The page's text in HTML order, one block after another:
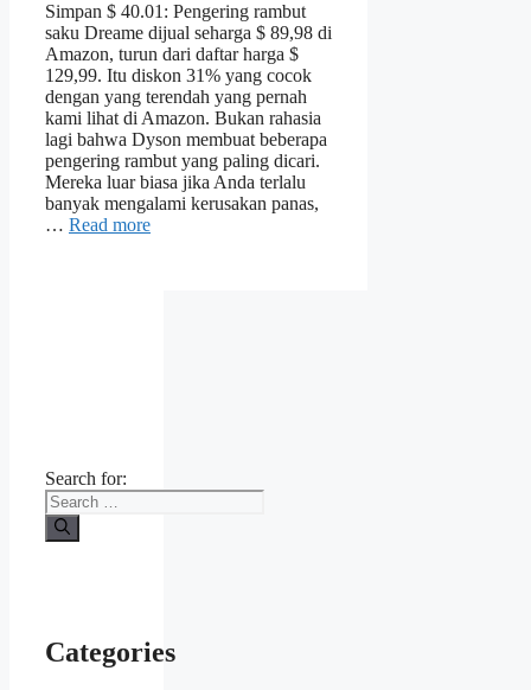
Simpan $ 40.01: Pengering rambut
saku Dreame dijual seharga $ 89,98 di
Amazon, turun dari daftar harga $
129,99. Itu diskon 31% yang cocok
dengan yang terendah yang pernah
kami lihat di Amazon. Bukan rahasia
lagi bahwa Dyson membuat beberapa
pengering rambut yang paling dicari.
Mereka luar biasa jika Anda terlalu
banyak mengalami kerusakan panas,
… Read more
Search for:
Categories